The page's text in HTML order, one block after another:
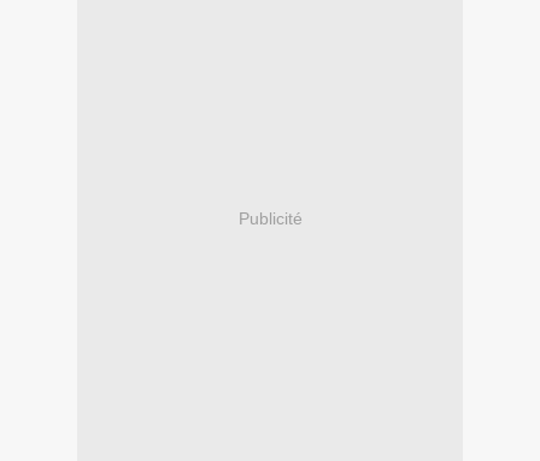
Publicité